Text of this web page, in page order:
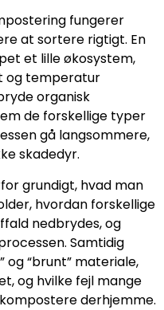
fungerer
at sortere rigtigt. En
et lille økosystem,
og temperatur
organisk
de forskellige typer
gå langsommere,
skadedyr.
grundigt, hvad man
hvordan forskellige
nedbrydes, og
Samtidig
og “brunt” materiale,
og hvilke fejl mange
derhjemme.